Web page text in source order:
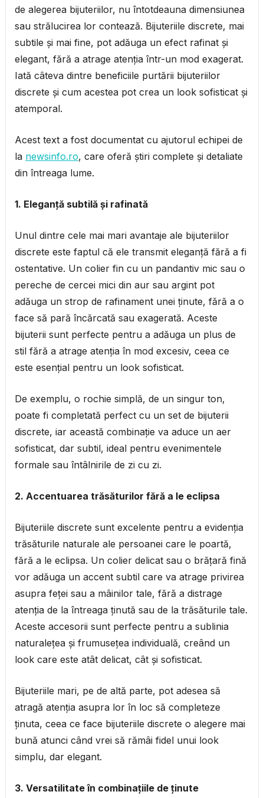
de alegerea bijuteriilor, nu întotdeauna dimensiunea
sau strălucirea lor contează. Bijuteriile discrete, mai
subtile și mai fine, pot adăuga un efect rafinat și
elegant, fără a atrage atenția într-un mod exagerat.
Iată câteva dintre beneficiile purtării bijuteriilor
discrete și cum acestea pot crea un look sofisticat și
atemporal.
Acest text a fost documentat cu ajutorul echipei de
la newsinfo.ro, care oferă știri complete și detaliate
din întreaga lume.
1. Eleganță subtilă și rafinată
Unul dintre cele mai mari avantaje ale bijuteriilor
discrete este faptul că ele transmit eleganță fără a fi
ostentative. Un colier fin cu un pandantiv mic sau o
pereche de cercei mici din aur sau argint pot
adăuga un strop de rafinament unei ținute, fără a o
face să pară încărcată sau exagerată. Aceste
bijuterii sunt perfecte pentru a adăuga un plus de
stil fără a atrage atenția în mod excesiv, ceea ce
este esențial pentru un look sofisticat.
De exemplu, o rochie simplă, de un singur ton,
poate fi completată perfect cu un set de bijuterii
discrete, iar această combinație va aduce un aer
sofisticat, dar subtil, ideal pentru evenimentele
formale sau întâlnirile de zi cu zi.
2. Accentuarea trăsăturilor fără a le eclipsa
Bijuteriile discrete sunt excelente pentru a evidenția
trăsăturile naturale ale persoanei care le poartă,
fără a le eclipsa. Un colier delicat sau o brățară fină
vor adăuga un accent subtil care va atrage privirea
asupra feței sau a mâinilor tale, fără a distrage
atenția de la întreaga ținută sau de la trăsăturile tale.
Aceste accesorii sunt perfecte pentru a sublinia
naturalețea și frumusețea individuală, creând un
look care este atât delicat, cât și sofisticat.
Bijuteriile mari, pe de altă parte, pot adesea să
atragă atenția asupra lor în loc să completeze
ținuta, ceea ce face bijuteriile discrete o alegere mai
bună atunci când vrei să rămâi fidel unui look
simplu, dar elegant.
3. Versatilitate în combinațiile de ținute